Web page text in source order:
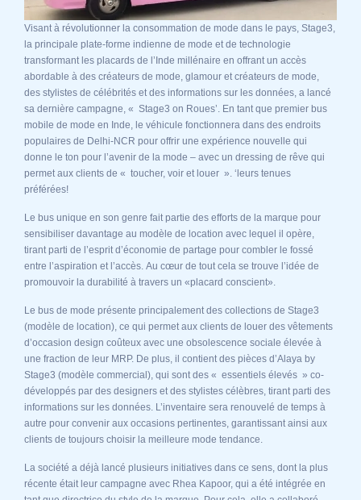
Visant à révolutionner la consommation de mode dans le pays, Stage3,
la principale plate-forme indienne de mode et de technologie
transformant les placards de l’Inde millénaire en offrant un accès
abordable à des créateurs de mode, glamour et créateurs de mode,
des stylistes de célébrités et des informations sur les données, a lancé
sa dernière campagne, « Stage3 on Roues’. En tant que premier bus
mobile de mode en Inde, le véhicule fonctionnera dans des endroits
populaires de Delhi-NCR pour offrir une expérience nouvelle qui
donne le ton pour l’avenir de la mode – avec un dressing de rêve qui
permet aux clients de « toucher, voir et louer ». ‘leurs tenues
préférées!
Le bus unique en son genre fait partie des efforts de la marque pour
sensibiliser davantage au modèle de location avec lequel il opère,
tirant parti de l’esprit d’économie de partage pour combler le fossé
entre l’aspiration et l’accès. Au cœur de tout cela se trouve l’idée de
promouvoir la durabilité à travers un «placard conscient».
Le bus de mode présente principalement des collections de Stage3
(modèle de location), ce qui permet aux clients de louer des vêtements
d’occasion design coûteux avec une obsolescence sociale élevée à
une fraction de leur MRP. De plus, il contient des pièces d’Alaya by
Stage3 (modèle commercial), qui sont des « essentiels élevés » co-
développés par des designers et des stylistes célèbres, tirant parti des
informations sur les données. L’inventaire sera renouvelé de temps à
autre pour convenir aux occasions pertinentes, garantissant ainsi aux
clients de toujours choisir la meilleure mode tendance.
La société a déjà lancé plusieurs initiatives dans ce sens, dont la plus
récente était leur campagne avec Rhea Kapoor, qui a été intégrée en